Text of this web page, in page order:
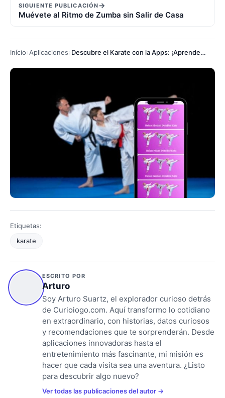
SIGUIENTE PUBLICACIÓN→
Muévete al Ritmo de Zumba sin Salir de Casa
Início Aplicaciones Descubre el Karate con la Apps: ¡Aprende desde Casa!
Etiquetas:
karate
ESCRITO POR
Arturo
Soy Arturo Suartz, el explorador curioso detrás
de Curioiogo.com. Aquí transformo lo cotidiano
en extraordinario, con historias, datos curiosos
y recomendaciones que te sorprenderán. Desde
aplicaciones innovadoras hasta el
entretenimiento más fascinante, mi misión es
hacer que cada visita sea una aventura. ¿Listo
para descubrir algo nuevo?
Ver todas las publicaciones del autor